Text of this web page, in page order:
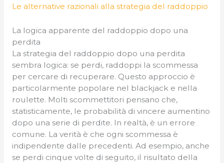
Le alternative razionali alla strategia del raddoppio
La logica apparente del raddoppio dopo una
perdita
La strategia del raddoppio dopo una perdita
sembra logica: se perdi, raddoppi la scommessa
per cercare di recuperare. Questo approccio è
particolarmente popolare nel blackjack e nella
roulette. Molti scommettitori pensano che,
statisticamente, le probabilità di vincere aumentino
dopo una serie di perdite. In realtà, è un errore
comune. La verità è che ogni scommessa è
indipendente dalle precedenti. Ad esempio, anche
se perdi cinque volte di seguito, il risultato della